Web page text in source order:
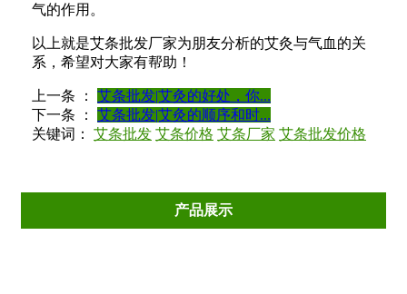
气的作用。
以上就是艾条批发厂家为朋友分析的艾灸与气血的关
系，希望对大家有帮助！
上一条 ：
艾条批发|艾灸的好处，你...
下一条 ：
艾条批发|艾灸的顺序和时...
关键词： 艾条批发 艾条价格 艾条厂家 艾条批发价格
产品展示